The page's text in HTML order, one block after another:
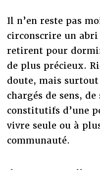
Il n’en reste pas
circonscrire un abri
retirent pour
de plus précieux.
doute, mais surtout
chargés de sens,
constitutifs d’une
vivre seule ou à
communauté.